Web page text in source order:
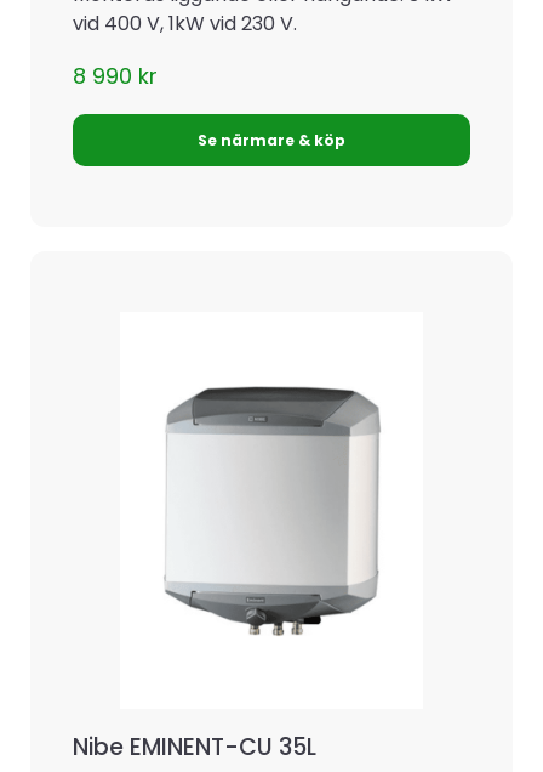
vid 400 V, 1kW vid 230 V.
8 990 kr
Se närmare & köp
Nibe EMINENT-CU 35L